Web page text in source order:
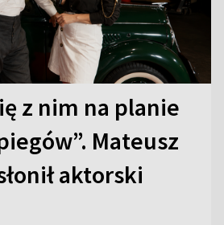
z nim na planie
Mateusz
aktorski